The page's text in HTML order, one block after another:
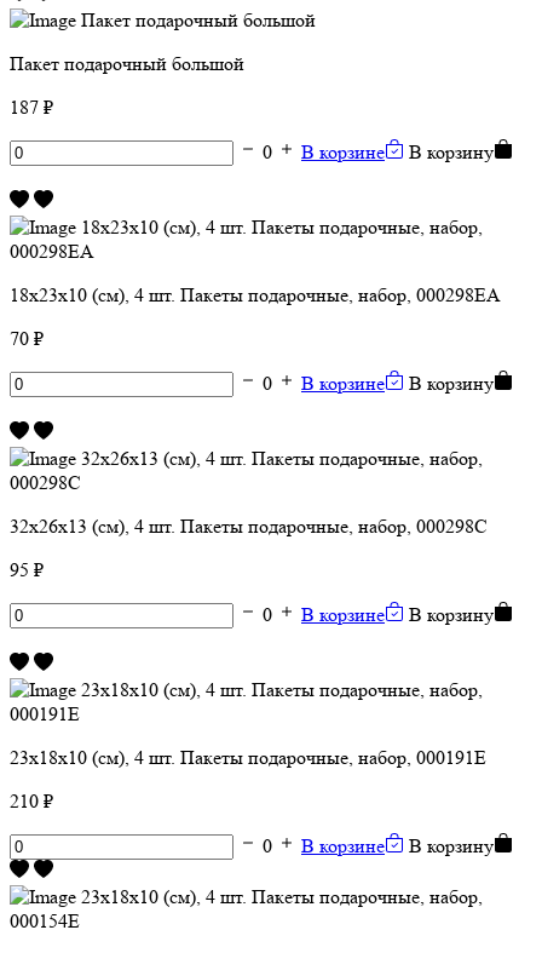
Пакет подарочный большой
187 ₽
0
В корзине В корзину
18х23х10 (см), 4 шт. Пакеты подарочные, набор, 000298ЕА
70 ₽
0
В корзине В корзину
32х26х13 (см), 4 шт. Пакеты подарочные, набор, 000298С
95 ₽
0
В корзине В корзину
23х18х10 (см), 4 шт. Пакеты подарочные, набор, 000191Е
210 ₽
0
В корзине В корзину